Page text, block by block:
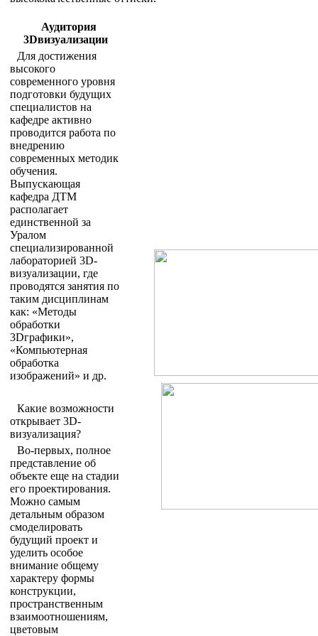
Аудитория
3Dвизуализации
Для достижения
высокого
современного уровня
подготовки будущих
специалистов на
кафедре активно
проводится работа по
внедрению
современных методик
обучения.
Выпускающая
кафедра ДТМ
располагает
единственной за
Уралом
специализированной
лабораторией 3D-
визуализации, где
проводятся занятия по
таким дисциплинам
как: «Методы
обработки
3Dграфики»,
«Компьютерная
обработка
изображений» и др.
Какие возможности
открывает 3D-
визуализация?
Во-первых, полное
представление об
объекте еще на стадии
его проектирования.
Можно самым
детальным образом
смоделировать
будущий проект и
уделить особое
внимание общему
характеру формы
конструкции,
пространственным
взаимоотношениям,
цветовым